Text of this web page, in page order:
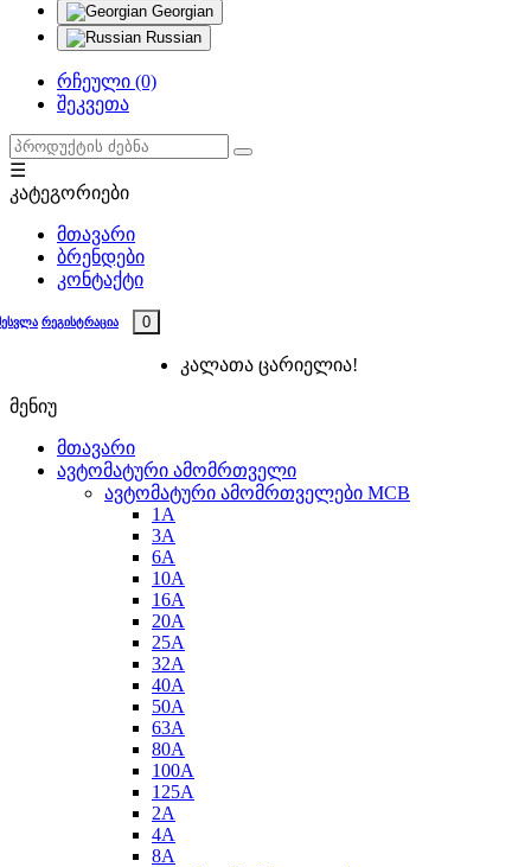
Georgian
Russian
რჩეული (0)
შეკვეთა
☰
კატეგორიები
მთავარი
ბრენდები
კონტაქტი
რეგისტრაცია 0
კალათა ცარიელია!
მენიუ
მთავარი
ავტომატური ამომრთველი
ავტომატური ამომრთველები MCB
1A
3A
6A
10A
16A
20A
25А
32A
40A
50A
63A
80A
100A
125A
2A
4A
8A